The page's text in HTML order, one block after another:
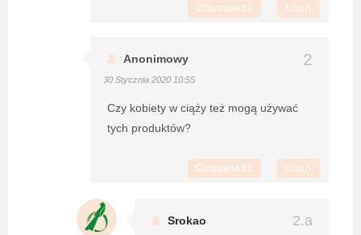
Odpowiedz Usuń
Anonimowy
30 Stycznia 2020 10:55
Czy kobiety w ciąży też mogą używać
tych produktów?
Odpowiedz Usuń
Srokao